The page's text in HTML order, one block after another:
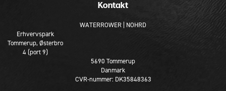
Kontakt
WATERROWER | NOHRD
Erhvervspark
Tommerup, Østerbro
4 (port 9)
5690 Tommerup
Danmark
CVR-nummer: DK35848363